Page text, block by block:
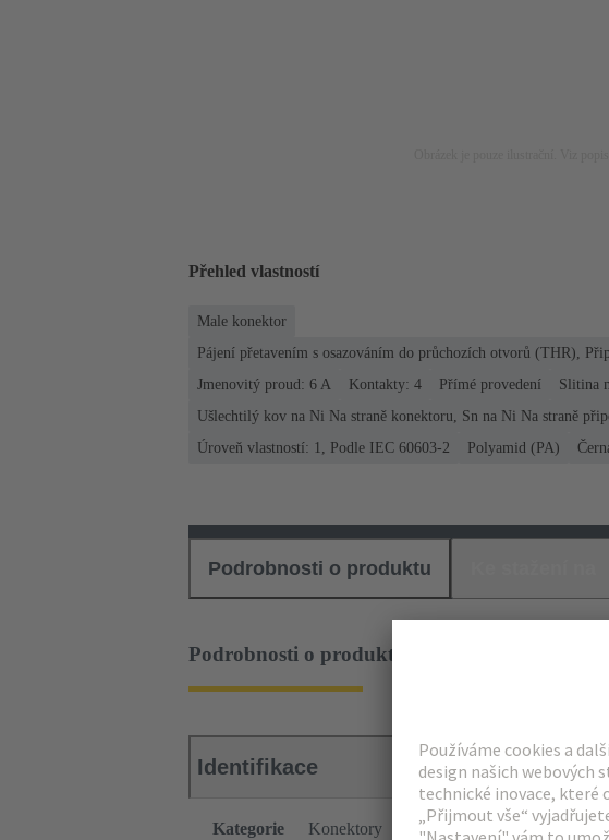
Přehled vlastností
Male konektor
Pájení přetavením s osazováním do průchozích otvorů (THR),
Jmenovitý proud: ‌6 A
Kontakty: 4 Přímé provedení
Slitina
Ušlechtilý kov na Ni Na straně konektoru, Sn na Ni Na straně
Úroveň vlastností: 1, Podle IEC 60603-2
Polyamid (PA)
Podrobnosti o produktu
Podrobnosti o produktu
Identifikace
Kategorie
Konektory